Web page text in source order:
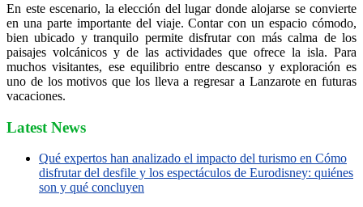
En este escenario, la elección del lugar donde alojarse se convierte
en una parte importante del viaje. Contar con un espacio cómodo,
bien ubicado y tranquilo permite disfrutar con más calma de los
paisajes volcánicos y de las actividades que ofrece la isla. Para
muchos visitantes, ese equilibrio entre descanso y exploración es
uno de los motivos que los lleva a regresar a Lanzarote en futuras
vacaciones.
Latest News
Qué expertos han analizado el impacto del turismo en Cómo
disfrutar del desfile y los espectáculos de Eurodisney: quiénes
son y qué concluyen